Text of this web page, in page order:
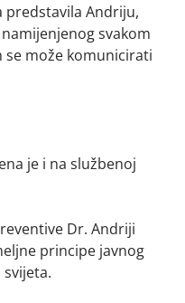
predstavila Andriju,
svakom
može komunicirati
je i na službenoj
Dr. Andriji
principe javnog